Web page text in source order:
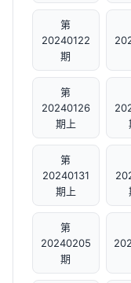
第
20240122
期
第
20240126
期上
第
20240131
期上
第
20240205
期